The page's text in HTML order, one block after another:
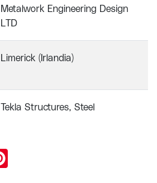
Metalwork Engineering Design
LTD
Limerick (Irlandia)
Tekla Structures Steel